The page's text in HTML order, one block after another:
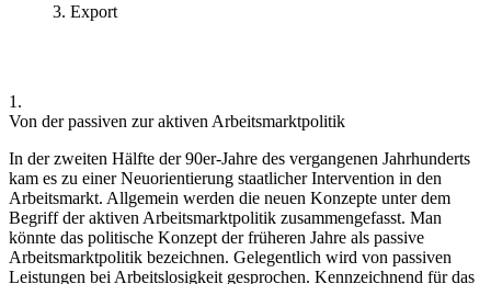
Export
1.
Von der passiven zur aktiven Arbeitsmarktpolitik
In der zweiten Hälfte der 90er-Jahre des vergangenen Jahrhunderts
kam es zu einer Neuorientierung staatlicher Intervention in den
Arbeitsmarkt. Allgemein werden die neuen Konzepte unter dem
Begriff der aktiven Arbeitsmarktpolitik zusammengefasst. Man
könnte das politische Konzept der früheren Jahre als passive
Arbeitsmarktpolitik bezeichnen. Gelegentlich wird von passiven
Leistungen bei Arbeitslosigkeit gesprochen. Kennzeichnend für das